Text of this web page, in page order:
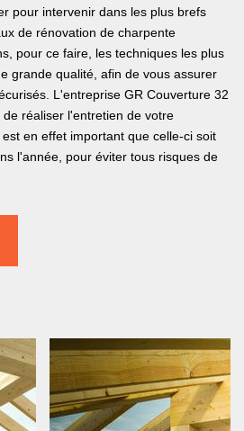
pour intervenir dans les plus brefs
de rénovation de charpente
pour ce faire, les techniques les plus
grande qualité, afin de vous assurer
L'entreprise GR Couverture 32
réaliser l'entretien de votre
en effet important que celle-ci soit
l'année, pour éviter tous risques de